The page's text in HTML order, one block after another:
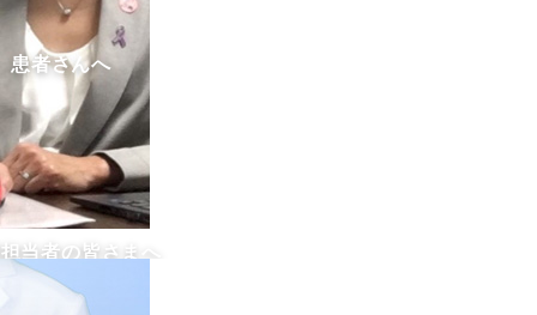
患者さんへ
当者の皆さまへ